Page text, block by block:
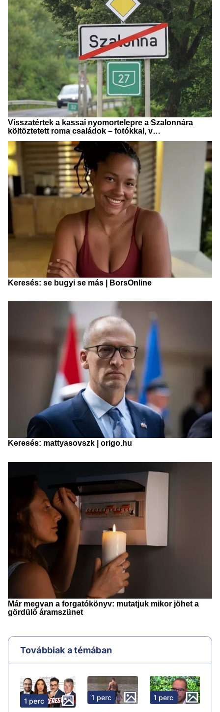
Továbbiak a témában
1 perc 1 perc 1 perc